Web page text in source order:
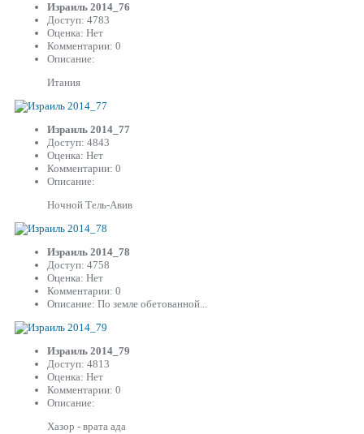
Израиль 2014_76
Доступ: 4783
Оценка: Нет
Комментарии: 0
Описание:
Итания
Израиль 2014_77
Доступ: 4843
Оценка: Нет
Комментарии: 0
Описание:
Ночной Тель-Авив
Израиль 2014_78
Доступ: 4758
Оценка: Нет
Комментарии: 0
Описание: По земле обетованной...
Израиль 2014_79
Доступ: 4813
Оценка: Нет
Комментарии: 0
Описание:
Хазор - врата ада